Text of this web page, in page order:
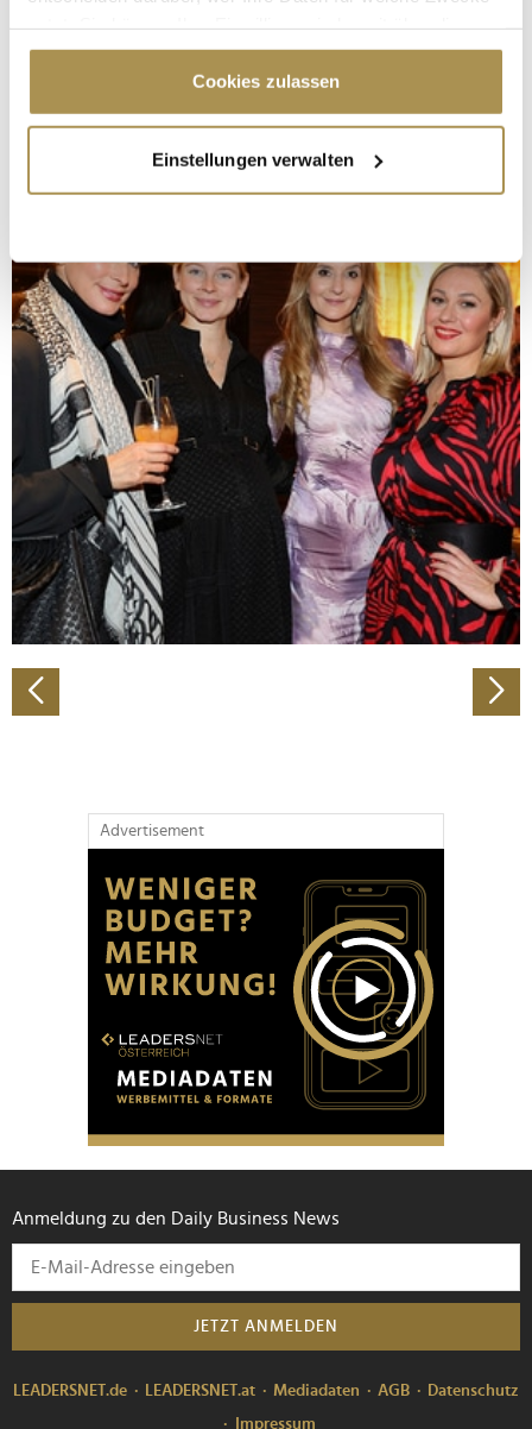
Cookie-Erklärung oder durch Klicken auf das Privacy
Trigger Symbol ändern oder widerrufen
Informationen über Ihre geografische Lage
erfassen, welche bis auf einige Meter genau sein
bestimmten Merkmalen (Fingerprinting) identifizieren
Erfahren Sie mehr darüber, wie Ihre persönlichen Daten
verarbeitet werden, und legen Sie Ihre Präferenzen im
Abschnitt Einzelheiten fest.
Wir verwenden Cookies, um Inhalte und Anzeigen zu
personalisieren, Funktionen für soziale Medien anbieten
zu können und die Zugriffe auf unsere Website zu
analysieren. Außerdem geben wir Informationen zu Ihrer
Verwendung unserer Website an unsere Partner für
soziale Medien, Werbung und Analysen weiter. Unsere
Partner führen diese Informationen möglicherweise mit
weiteren Daten zusammen, die Sie ihnen bereitgestellt
gesammelt haben.
Cookies zulassen
Einstellungen verwalten
Advertisement
Anmeldung zu den Daily Business News
JETZT ANMELDEN
LEADERSNET.de LEADERSNET.at Mediadaten AGB
Datenschutz
Impressum